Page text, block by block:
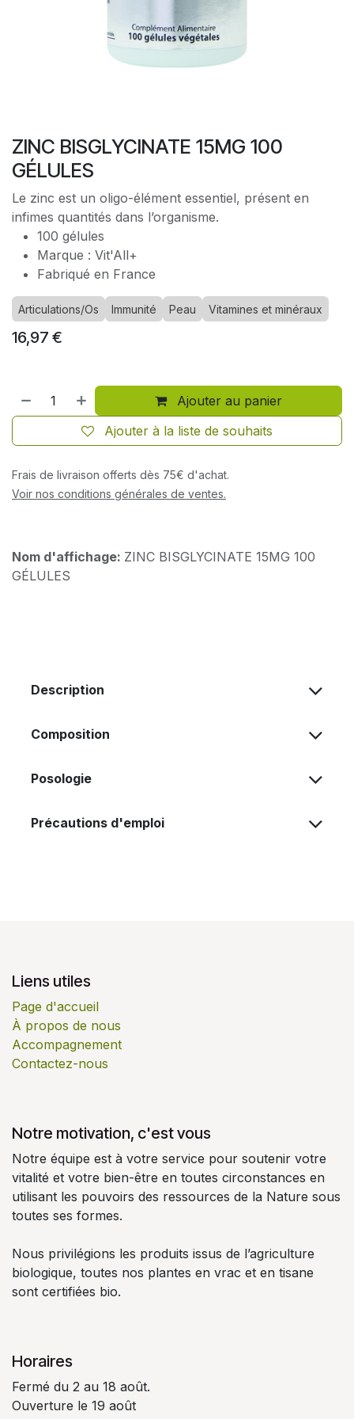
ZINC BISGLYCINATE 15MG 100
GÉLULES
Le zinc est un oligo-élément essentiel, présent en
infimes quantités dans l’organisme.
100 gélules
Marque : Vit'All+
Fabriqué en France
Articulations/Os Immunité Peau Vitamines et minéraux
16,97 €
Ajouter au panier
Ajouter à la liste de souhaits
Frais de livraison offerts dès 75€ d'achat.
Voir nos conditions générales de ventes.
Nom d'affichage: ZINC BISGLYCINATE 15MG 100
GÉLULES
Description
Composition
Posologie
Précautions d'emploi
Liens utiles
Page d'accueil
À propos de nous
Accompagnement
Contactez-nous
Notre motivation, c'est vous
Notre équipe est à votre service pour soutenir votre
vitalité et votre bien-être en toutes circonstances en
utilisant les pouvoirs des ressources de la Nature sous
toutes ses formes.
Nous privilégions les produits issus de l’agriculture
biologique, toutes nos plantes en vrac et en tisane
sont certifiées bio.
Horaires
Fermé du 2 au 18 août.
Ouverture le 19 août